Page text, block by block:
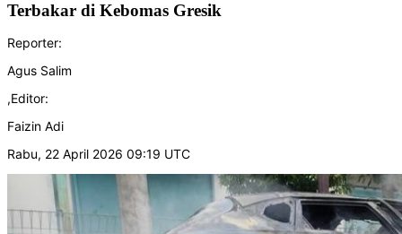
Terbakar di Kebomas Gresik
Reporter:
Agus Salim
,Editor:
Faizin Adi
Rabu, 22 April 2026 09:19 UTC